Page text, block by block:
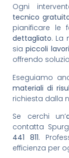
Ogni
tecnico
pianificare le
dettagliato. La
siapiccoli
offrendo
Eseguiamo
materiali di
richiesta dalla
Se cerchi un’
contatta
441 811.
efficienza per